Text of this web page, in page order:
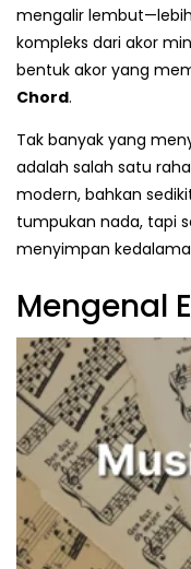
mengalir
kompleks dari akor
bentuk akor yang
Chord.
Tak banyak yang
adalah salah satu
modern, bahkan
tumpukan nada, tapi
menyimpan
Mengenal